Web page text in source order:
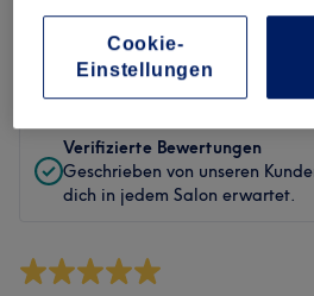
Bewertung
Verifizierte Bewertungen
Geschrieben von unseren
dich in jedem Salon erwartet.
Cookie-
Einstellungen